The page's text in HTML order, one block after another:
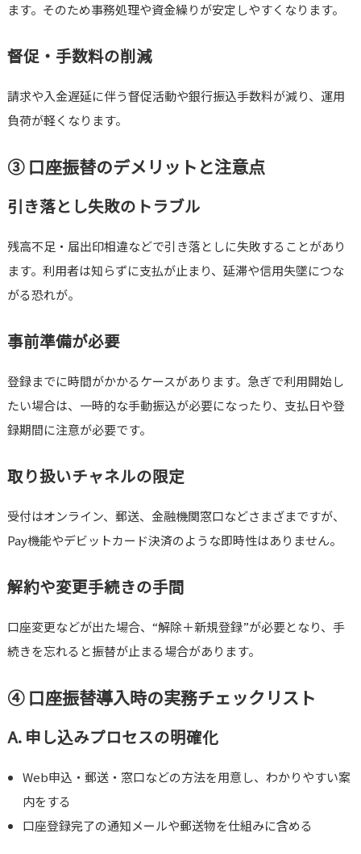
ます。そのため事務処理や資金繰りが安定しやすくなります。
督促・手数料の削減
請求や入金遅延に伴う督促活動や銀行振込手数料が減り、運用
負荷が軽くなります。
③ 口座振替のデメリットと注意点
引き落とし失敗のトラブル
残高不足・届出印相違などで引き落としに失敗することがあり
ます。利用者は知らずに支払が止まり、延滞や信用失墜につな
がる恐れが。
事前準備が必要
登録までに時間がかかるケースがあります。急ぎで利用開始し
たい場合は、一時的な手動振込が必要になったり、支払日や登
録期間に注意が必要です。
取り扱いチャネルの限定
受付はオンライン、郵送、金融機関窓口などさまざまですが、
Pay機能やデビットカード決済のような即時性はありません。
解約や変更手続きの手間
口座変更などが出た場合、“解除＋新規登録”が必要となり、手
続きを忘れると振替が止まる場合があります。
④ 口座振替導入時の実務チェックリスト
A. 申し込みプロセスの明確化
Web申込・郵送・窓口などの方法を用意し、わかりやすい案
内をする
口座登録完了の通知メールや郵送物を仕組みに含める